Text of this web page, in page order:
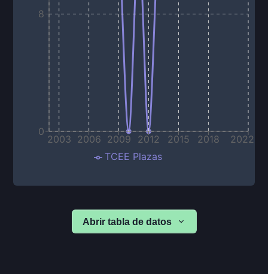
2003 2006 2009 2012 2015 2018 2022
0
8
TCEE Plazas
Abrir tabla de datos